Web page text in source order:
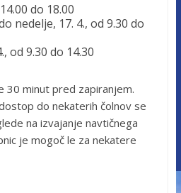
do 18.00
nedelje, 17. 4., od 9.30 do
od 9.30 do 14.30
30 minut pred zapiranjem.
do nekaterih čolnov se
na izvajanje navtičnega
je mogoč le za nekatere